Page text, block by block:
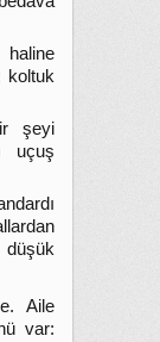
koltuk
şeyi
uçuş
düşük
Aile
var: